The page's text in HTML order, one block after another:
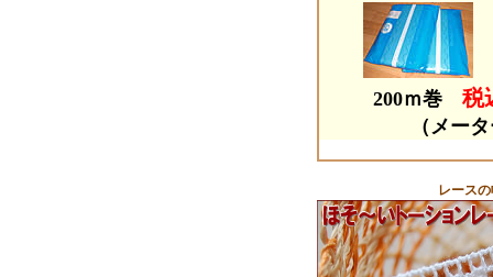
200ｍ巻 税
（メー
レース